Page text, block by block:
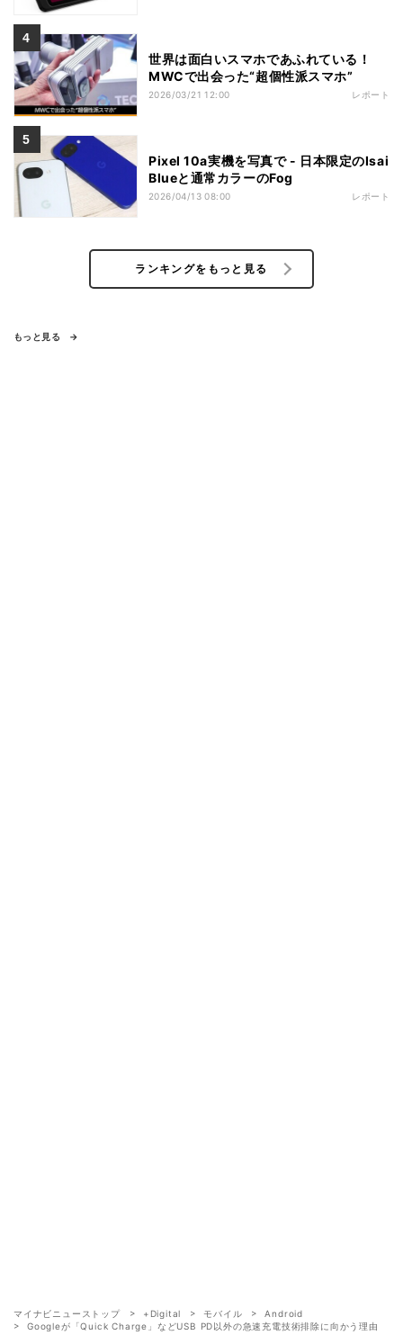
世界は面白いスマホであふれている！
MWCで出会った“超個性派スマホ”
2026/03/21 12:00 レポート
Pixel 10a実機を写真で - 日本限定のIsai
Blueと通常カラーのFog
2026/04/13 08:00 レポート
ランキングをもっと見る
もっと見る
マイナビニューストップ +Digital モバイル
Android
Googleが「Quick Charge」などUSB PD以外の急速充電技術排除に向かう理由